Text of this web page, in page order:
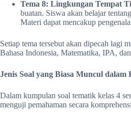
Tema 8: Lingkungan Tempat
buatan. Siswa akan belajar
Materi dapat mencakup
Setiap tema tersebut akan dipecah lagi
Bahasa Indonesia, Matematika, IPA,
Jenis Soal yang Biasa Muncul
Dalam kumpulan soal tematik kelas 4
menguji pemahaman secara